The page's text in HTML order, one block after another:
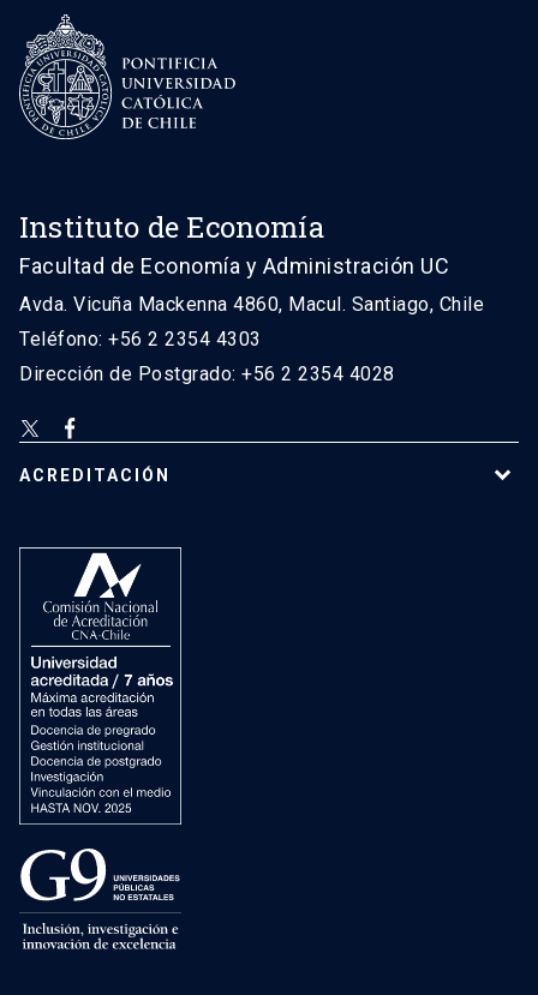
Instituto de Economía
Facultad de Economía y Administración UC
Avda. Vicuña Mackenna 4860, Macul. Santiago, Chile
Teléfono: +56 2 2354 4303
Dirección de Postgrado: +56 2 2354 4028
ACREDITACIÓN